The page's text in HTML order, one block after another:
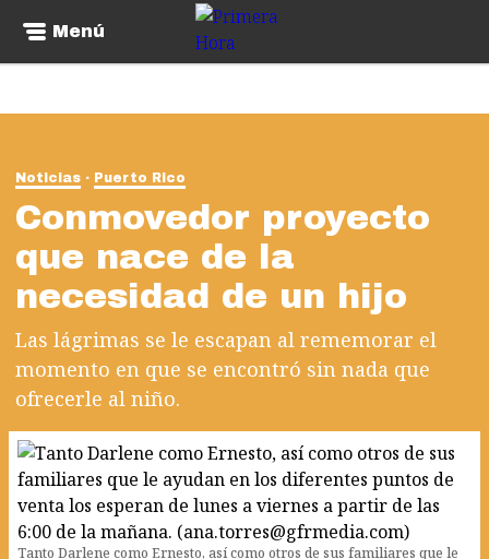
Menú
Noticias Puerto Rico
Conmovedor proyecto
que nace de la
necesidad de un hijo
Las lágrimas se le escapan al rememorar el
momento en que se encontró sin nada que
ofrecerle al niño.
Tanto Darlene como Ernesto, así como otros de sus familiares que le